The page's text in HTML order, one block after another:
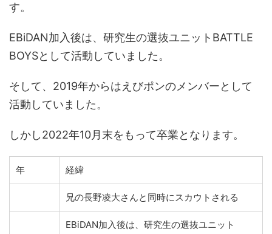
す。
EBiDAN加入後は、研究生の選抜ユニットBATTLE
BOYSとして活動していました。
そして、2019年からはえびポンのメンバーとして
活動していました。
しかし2022年10月末をもって卒業となります。
年 経緯
兄の長野凌大さんと同時にスカウトされる
EBiDAN加入後は、研究生の選抜ユニット